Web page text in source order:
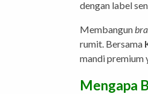
dengan label
Membangun
rumit. Bersama
mandi premium
Mengapa